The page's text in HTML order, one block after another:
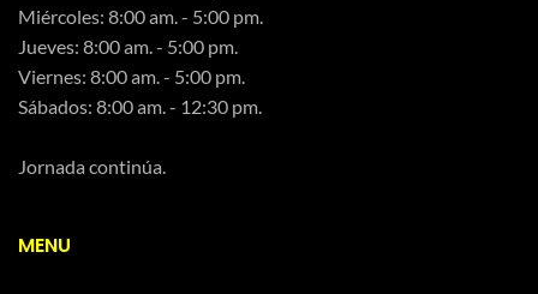
Miércoles: 8:00 am. - 5:00 pm.
Jueves: 8:00 am. - 5:00 pm.
Viernes: 8:00 am. - 5:00 pm.
Sábados: 8:00 am. - 12:30 pm.
Jornada continúa.
MENU